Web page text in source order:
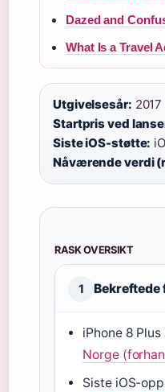
Dazed and
What Is a Travel
Utgivelsesår: 2017
Startpris ved
Siste iOS-støtte:
Nåværende verdi
RASK OVERSIKT
1 Bekreftede
iPhone 8
Norge
Siste iOS-